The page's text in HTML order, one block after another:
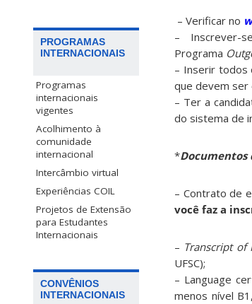
PROGRAMAS
INTERNACIONAIS
Programas
internacionais
vigentes
Acolhimento à
comunidade
internacional
Intercâmbio virtual
Experiências COIL
Projetos de Extensão
para Estudantes
Internacionais
CONVÊNIOS
INTERNACIONAIS
– Verificar no
– Inscrever-
Programa
– Inserir todos
que devem ser
– Ter a
do sistema de
*Documentos
– Contrato de
você faz a
– Transcript of
UFSC);
– Language
menos nível